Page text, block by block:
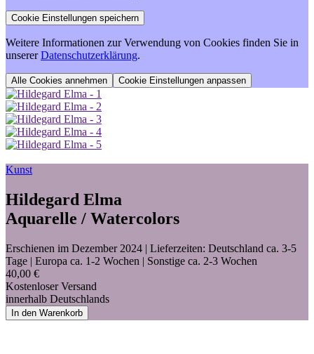
Weitere Informationen zur Verwendung von Cookies finden Sie in
unsererDatenschutzerklärung.
Cookie Einstellungen anpassen
Kunst
Hildegard Elma
Aquarelle / Watercolors
Erschienen im Dezember 2024 | Lieferzeiten: Deutschland ca. 3-5
Tage | Europa ca. 1-2 Wochen | Sonstige ca. 2-3 Wochen
40,00 €
Kostenloser Versand
innerhalb Deutschlands
In den Warenkorb